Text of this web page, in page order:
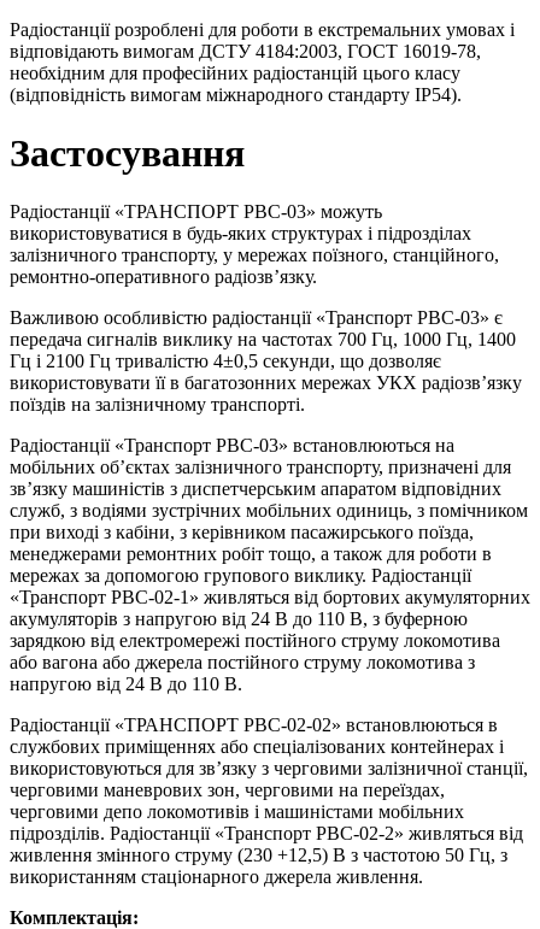
Радіостанції розроблені для роботи в екстремальних умовах і
відповідають вимогам ДСТУ 4184:2003, ГОСТ 16019-78,
необхідним для професійних радіостанцій цього класу
(відповідність вимогам міжнародного стандарту IP54).
Застосування
Радіостанції «ТРАНСПОРТ РВС-03» можуть
використовуватися в будь-яких структурах і підрозділах
залізничного транспорту, у мережах поїзного, станційного,
ремонтно-оперативного радіозв’язку.
Важливою особливістю радіостанції «Транспорт РВС-03» є
передача сигналів виклику на частотах 700 Гц, 1000 Гц, 1400
Гц і 2100 Гц тривалістю 4±0,5 секунди, що дозволяє
використовувати її в багатозонних мережах УКХ радіозв’язку
поїздів на залізничному транспорті.
Радіостанції «Транспорт РВС-03» встановлюються на
мобільних об’єктах залізничного транспорту, призначені для
зв’язку машиністів з диспетчерським апаратом відповідних
служб, з водіями зустрічних мобільних одиниць, з помічником
при виході з кабіни, з керівником пасажирського поїзда,
менеджерами ремонтних робіт тощо, а також для роботи в
мережах за допомогою групового виклику. Радіостанції
«Транспорт РВС-02-1» живляться від бортових акумуляторних
акумуляторів з напругою від 24 В до 110 В, з буферною
зарядкою від електромережі постійного струму локомотива
або вагона або джерела постійного струму локомотива з
напругою від 24 В до 110 В.
Радіостанції «ТРАНСПОРТ РВС-02-02» встановлюються в
службових приміщеннях або спеціалізованих контейнерах і
використовуються для зв’язку з черговими залізничної станції,
черговими маневрових зон, черговими на переїздах,
черговими депо локомотивів і машиністами мобільних
підрозділів. Радіостанції «Транспорт РВС-02-2» живляться від
живлення змінного струму (230 +12,5) В з частотою 50 Гц, з
використанням стаціонарного джерела живлення.
Комплектація: